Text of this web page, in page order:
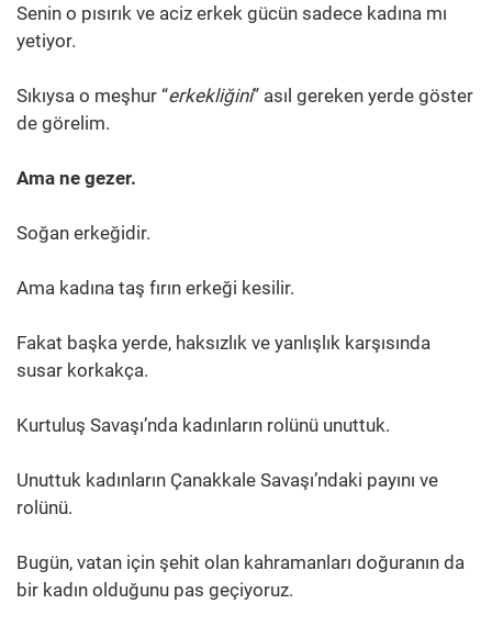
Senin o pısırık ve aciz erkek gücün sadece kadına mı
yetiyor.
Sıkıysa o meşhur “erkekliğini” asıl gereken yerde göster
de görelim.
Ama ne gezer.
Soğan erkeğidir.
Ama kadına taş fırın erkeği kesilir.
Fakat başka yerde, haksızlık ve yanlışlık karşısında
susar korkakça.
Kurtuluş Savaşı’nda kadınların rolünü unuttuk.
Unuttuk kadınların Çanakkale Savaşı’ndaki payını ve
rolünü.
Bugün, vatan için şehit olan kahramanları doğuranın da
bir kadın olduğunu pas geçiyoruz.